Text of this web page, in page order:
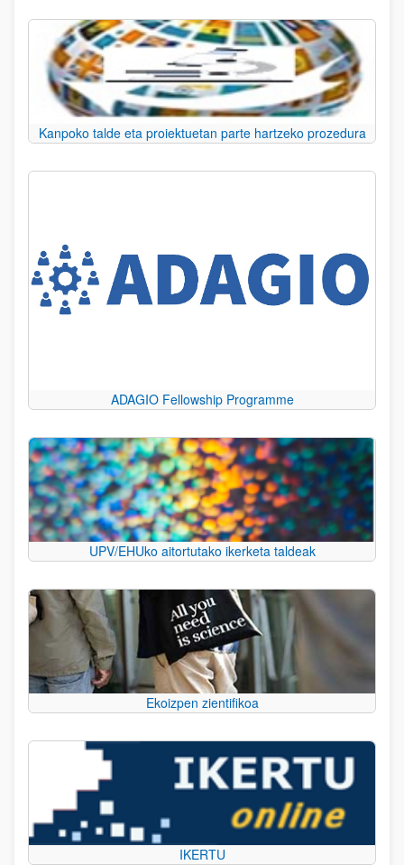
Kanpoko talde eta proiektuetan parte hartzeko prozedura
ADAGIO Fellowship Programme
UPV/EHUko aitortutako ikerketa taldeak
Ekoizpen zientifikoa
IKERTU